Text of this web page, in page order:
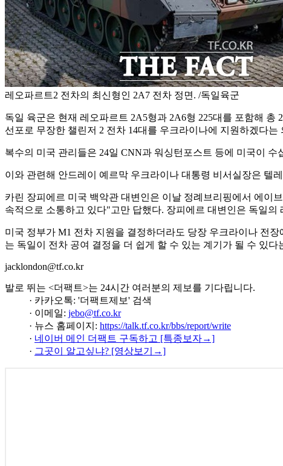
레오파르트2 전차의 최신형인 2A7 전차 정면. /독일육군
독일 육군은 현재 레오파르트 2A5형과 2A6형 225대를 포함해
선포로 무장한 챌린저 2 전차 14대를 우크라이나에 지원하겠다
복수의 미국 관리들은 24일 CNN과 워싱턴포스트 등에 미국이
이와 관련해 안드레이 예르막 우크라이나 대통령 비서실장은 텔
카린 장피에르 미국 백악관 대변인은 이날 정례브리핑에서 에이
속적으로 소통하고 있다"고만 답했다. 장피에르 대변인은 독일
미국 정부가 M1 전차 지원을 결정하더라도 당장 우크라이나 전
는 독일이 전차 공여 결정을 더 쉽게 할 수 있는 계기가 될 수 있다
jacklondon@tf.co.kr
발로 뛰는 <더팩트>는 24시간 여러분의 제보를 기다립니다.
· 카카오톡: '더팩트제보' 검색
· 이메일: jebo@tf.co.kr
· 뉴스 홈페이지: https://talk.tf.co.kr/bbs/report/write
· 네이버 메인 더팩트 구독하고 [특종보자→]
· 그곳이 알고싶냐? [영상보기→]